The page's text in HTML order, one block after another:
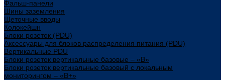
Фальш-панели
Шины заземления
Щеточные вводы
Колокейшн
Блоки розеток (PDU)
Аксессуары для блоков распределения питания (PDU)
Вертикальные PDU
Блоки розеток вертикальные базовые – «В»
Блоки розеток вертикальные базовый с локальным
мониторингом – «В+»